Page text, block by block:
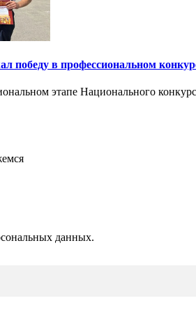
победу в профессиональном
этапе Национального
данных.